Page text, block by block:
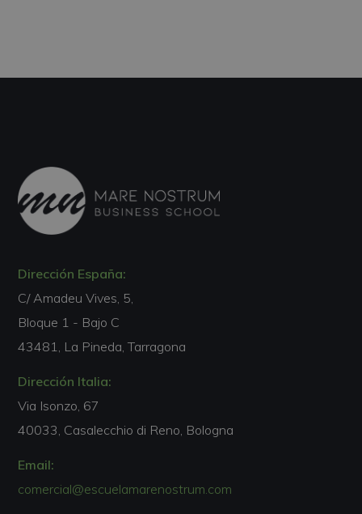
Dirección España:
C/ Amadeu Vives, 5,
Bloque 1 - Bajo C
43481, La Pineda, Tarragona
Dirección Italia:
Via Isonzo, 67
40033, Casalecchio di Reno, Bologna
Email:
comercial@escuelamarenostrum.com